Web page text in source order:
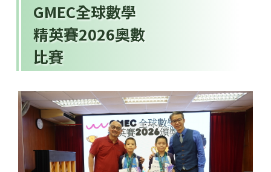
GMEC全球數學
精英賽2026奧數
比賽